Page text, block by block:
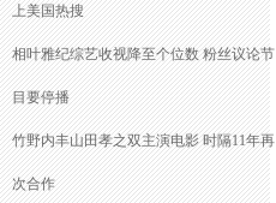
上美国热搜
相叶雅纪综艺收视降至个位数 粉丝议论节
目要停播
竹野内丰山田孝之双主演电影 时隔11年再
次合作